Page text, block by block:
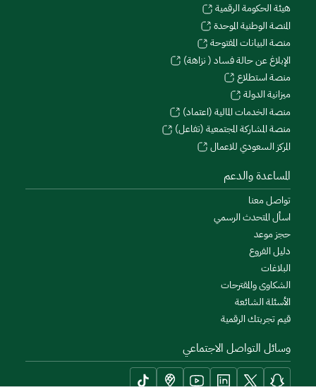
هيئة الحكومة الرقمية
المنصة الوطنية الموحدة
منصة البيانات المفتوحة
الإبلاغ عن حالة فساد ( نزاهة)
منصة استطلاع
ميزانية الدولة
منصة الخدمات المالية (اعتماد)
منصة المشاركة المجتمعية (تفاعل)
المركز السعودي للاعمال
المساعدة والدعم
تواصل معنا
اسأل المتحدث الرسمي
حجز موعد
دليل الفروع
البلاغات
الشكاوى والمقترحات
الأسئلة الشائعة
قيم تجربتك الرقمية
وسائل التواصل الاجتماعي